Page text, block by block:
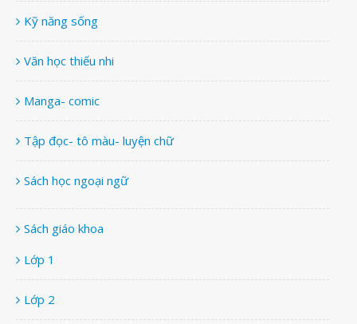
Kỹ năng sống
Văn học thiếu nhi
Manga- comic
Tập đọc- tô màu- luyện chữ
Sách học ngoại ngữ
Sách giáo khoa
Lớp 1
Lớp 2